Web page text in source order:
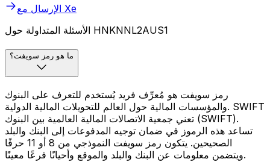
الإرسال مع Xe
الأسئلة المتداولة حول HNKNNL2AUS1
ما هو رمز سويفت؟
رمز سويفت هو مُعرِّف فريد يُستخدم للتعرف على البنوك
والمؤسسات المالية حول العالم للتحويلات المالية الدولية. SWIFT
تعني جمعية الاتصالات المالية العالمية بين البنوك (SWIFT).
تساعد هذه الرموز في ضمان توجيه المدفوعات إلى البنك والبلد
الصحيحين. يتكون رمز سويفت النموذجي من 8 أو 11 حرفًا
ويتضمن معلومات عن البنك والبلد والموقع وأحيانًا فرعًا معينًا.